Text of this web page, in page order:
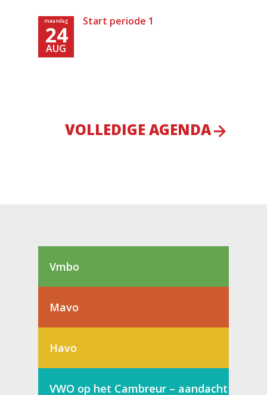
maandag
24
AUG
Start periode 1
VOLLEDIGE AGENDA
Vmbo
Mavo
Havo
VWO op het Cambreur – aandacht